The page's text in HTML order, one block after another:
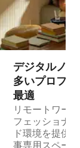
デジタルノ
多⁠いプ⁠ロ⁠フ⁠
最⁠適
リモートワー
フェッショナ
ド環境を提供
事専用スペー